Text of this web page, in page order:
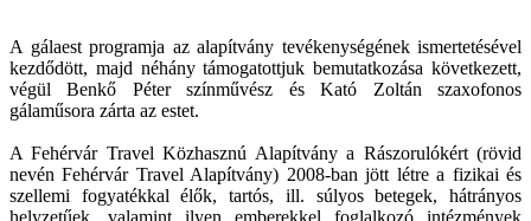
A gálaest programja az alapítvány tevékenységének ismertetésével
kezdődött, majd néhány támogatottjuk bemutatkozása következett,
végül Benkő Péter színművész és Kató Zoltán szaxofonos
gálaműsora zárta az estet.
A Fehérvár Travel Közhasznú Alapítvány a Rászorulókért (rövid
nevén Fehérvár Travel Alapítvány) 2008-ban jött létre a fizikai és
szellemi fogyatékkal élők, tartós, ill. súlyos betegek, hátrányos
helyzetűek, valamint ilyen emberekkel foglalkozó intézmények